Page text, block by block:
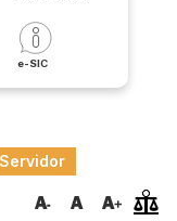
e-SIC
Servidor